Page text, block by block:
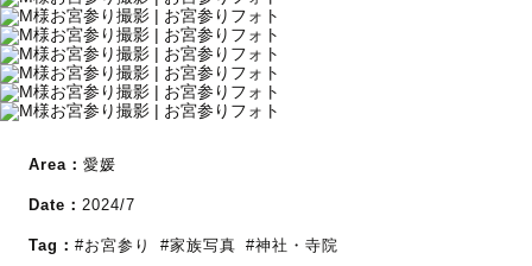
Area： 愛媛
Date： 2024/7
Tag： #お宮参り #家族写真 #神社・寺院